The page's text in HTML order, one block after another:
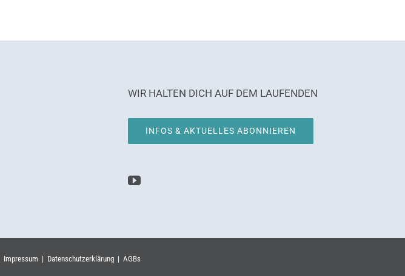
WIR HALTEN DICH AUF DEM LAUFENDEN
INFOS & AKTUELLES ABONNIEREN
Impressum | Datenschutzerklärung | AGBs